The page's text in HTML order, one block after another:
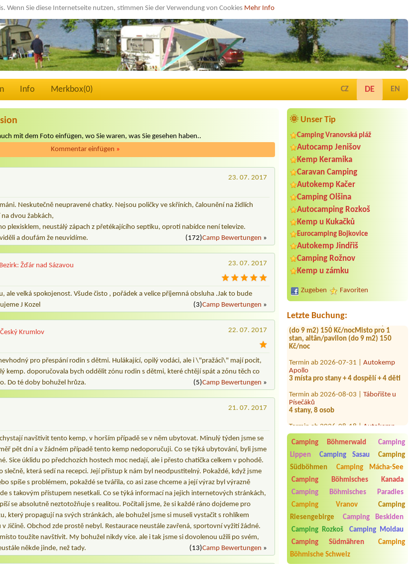
Wenn Sie diese Internetseite nutzen, stimmen Sie der Verwendung von Cookies Mehr Info
Info Merkbox(0) CZ DE EN
🌞 Unser Tip
Camping Vranovská pláž
Autocamp Jenišov
Kemp Keramika
Caravan Camping
Autokemp Kačer
Camping Olšina
Autocamping Rozkoš
Kemp u Kukačků
Eurocamping Bojkovice
Autokemp Jindřiš
Camping Rožnov
Kemp u zámku
Zugeben Favoriten
Letzte Buchung:
Termin ab 2026-08-15 |
Misto pro 1 stan, altân/pavilon (do 9
m2) 150 Kč/nocMisto pro 1 stan,
altân/pavilon (do 9 m2) 150
Kč/nocMisto pro 1 stan, altân/pavilon
(do 9 m2) 150 Kč/nocMisto pro 1
stan, altân/pavilon (do 9 m2) 150
Kč/noc
Termin ab 2026-07-31 |
Apollo
3 místa pro stany + 4 dospělí + 4 děti
Termin ab 2026-08-03 |Tábořište u
Písečáků
4 stany, 8 osob
Termin ab 2026-08-18 |
Bílina Kyselka
Termin ab 2026-08-02 |Autokemp
Pilák
Termin ab 2026-07-30 |Kemp
1 místo, 2 osoby
Termin ab 2026-08-02 |
zařízení Sklář Výsluní
4L chatka
Termin ab 2026-07-31 |Autocamp
Ostrov Malá Skála
11
Camping Böhmerwald
Camping
Lippen
Camping Sasau
Camping
Südböhmen
Camping Mácha-See
Camping Böhmisches Kanada
Camping Böhmisches Paradies
Camping Vranov
Camping
Riesengebirge
Camping Beskiden
Camping Rozkoš
Camping Moldau
Camping Südmähren
Camping
Böhmische Schweiz
mit dem Foto einfügen, wo Sie waren, was Sie gesehen haben..
Kommentar einfügen »
23. 07. 2017
Neskutečně neupravené chatky. Nejsou poličky ve skříních, čalounění na židlích
dvou žabkách,
plexisklem, neustálý zápach z přetékajícího septiku, oproti nabídce není televize.
a doufám že neuvidíme.
(172)Camp Bewertungen »
Bezirk: Žďár nad Sázavou
23. 07. 2017
ale velká spokojenost. Všude čisto , pořádek a velice příjemná obsluha .Jak to bude
J Kozel
(3)Camp Bewertungen »
Krumlov
22. 07. 2017
pro přespání rodin s dětmi. Hulákající, opilý vodáci, ale i \"pražáci\" mají pocit,
kemp. doporučovala bych oddělit zónu rodin s dětmi, které chtějí spát a zónu těch co
Do té doby bohužel hrůza.
(5)Camp Bewertungen »
21. 07. 2017
navštívit tento kemp, v horším případě se v něm ubytovat. Minulý týden jsme se
pět dní a v žádném případě tento kemp nedoporučuji. Co se týká ubytování, byli jsme
Sice úklidu po předchozích hostech moc nedají, ale i přesto chatička celkem v pohodě.
slečně, která sedí na recepci. Její přístup k nám byl neodpustitelný. Pokaždé, když jsme
spíše s problémem, pokaždé se tvářila, co asi zase chceme a její výraz byl výrazně
s takovým přístupem nesetkali. Co se týká informací na jejich internetových stránkách,
se absolutně neztotožňuje s realitou. Počítali jsme, že si každé ráno dojdeme pro
který propagují na svých stránkách, ale bohužel jsme si museli vystačit s rohlíkem
Jičíně. Obchod zde prostě nebyl. Restaurace neustále zavřená, sportovní vyžití žádné.
toužíte navštívit. My bohužel nikdy více. ale i tak jsme si dovolenou užili po svém,
někde jinde, než tady.
(13)Camp Bewertungen »